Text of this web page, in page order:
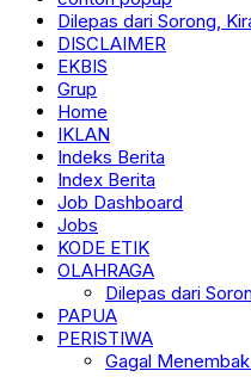
Dilepas dari Sorong,
DISCLAIMER
EKBIS
Grup
Home
IKLAN
Indeks Berita
Index Berita
Job Dashboard
Jobs
KODE ETIK
OLAHRAGA
Dilepas dari
PAPUA
PERISTIWA
Gagal